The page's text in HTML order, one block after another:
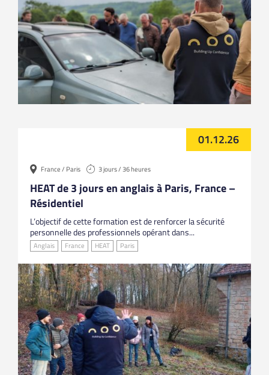
01.12.26
France / Paris 3 jours / 36 heures
HEAT de 3 jours en anglais à Paris, France –
Résidentiel
L’objectif de cette formation est de renforcer la sécurité
personnelle des professionnels opérant dans...
Anglais France HEAT Paris